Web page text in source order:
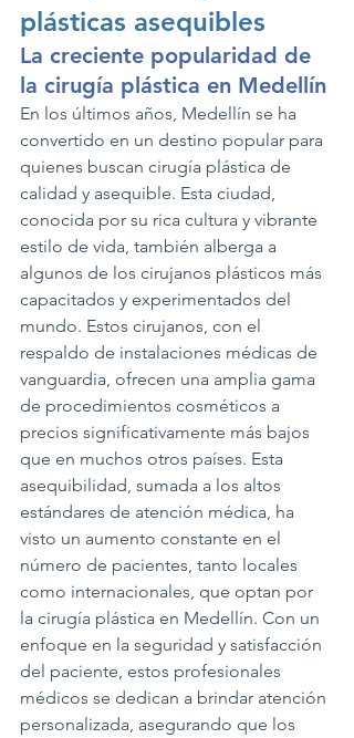
plásticas asequibles
La creciente popularidad de
la cirugía plástica en Medellín
En los últimos años, Medellín se ha
convertido en un destino popular para
quienes buscan cirugía plástica de
calidad y asequible. Esta ciudad,
conocida por su rica cultura y vibrante
estilo de vida, también alberga a
algunos de los cirujanos plásticos más
capacitados y experimentados del
mundo. Estos cirujanos, con el
respaldo de instalaciones médicas de
vanguardia, ofrecen una amplia gama
de procedimientos cosméticos a
precios significativamente más bajos
que en muchos otros países. Esta
asequibilidad, sumada a los altos
estándares de atención médica, ha
visto un aumento constante en el
número de pacientes, tanto locales
como internacionales, que optan por
la cirugía plástica en Medellín. Con un
enfoque en la seguridad y satisfacción
del paciente, estos profesionales
médicos se dedican a brindar atención
personalizada, asegurando que los